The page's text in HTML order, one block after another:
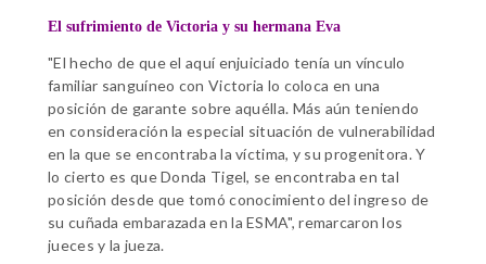
El sufrimiento de Victoria y su hermana Eva
"El hecho de que el aquí enjuiciado tenía un vínculo
familiar sanguíneo con Victoria lo coloca en una
posición de garante sobre aquélla. Más aún teniendo
en consideración la especial situación de vulnerabilidad
en la que se encontraba la víctima, y su progenitora. Y
lo cierto es que Donda Tigel, se encontraba en tal
posición desde que tomó conocimiento del ingreso de
su cuñada embarazada en la ESMA", remarcaron los
jueces y la jueza.